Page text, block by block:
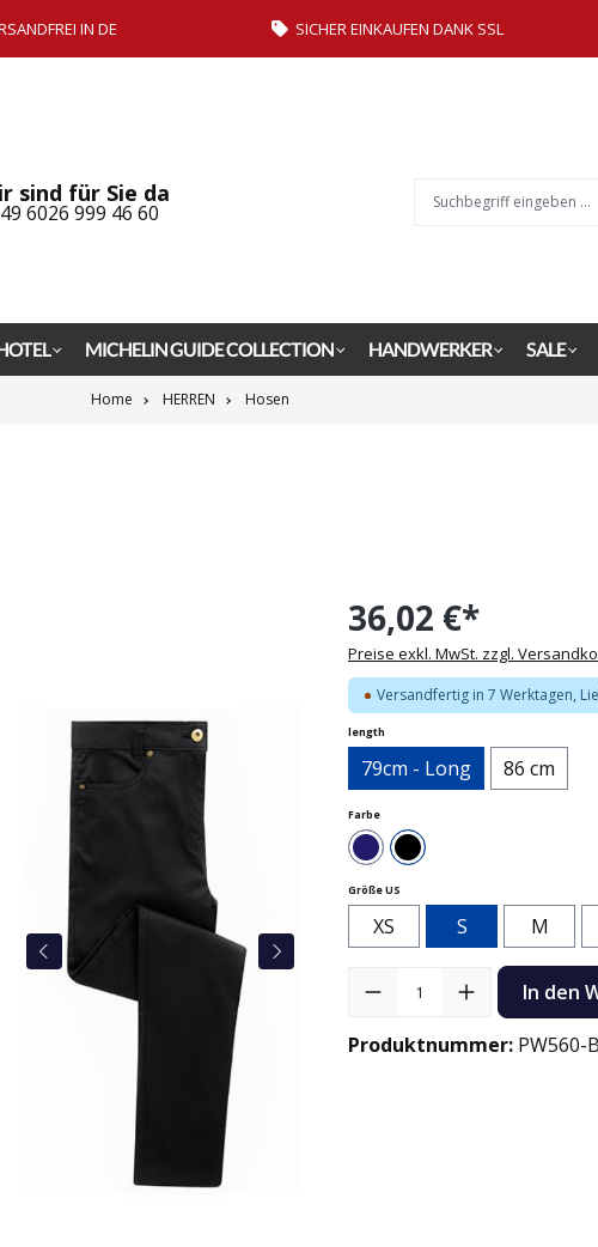
IN DE SICHER EINKAUFEN DANK SSL
sind für Sie da
6026 999 46 60
MICHELIN GUIDE COLLECTION HANDWERKER SALE
Home HERREN Hosen
36,02 €*
Preise exkl. MwSt. zzgl.
Versandfertig in 7 Werktagen,
length
79cm - Long 86 cm
Farbeauswählen
Dunkelblau
Schwarz
Größe US
XS S M
Produkt Anzahl: Gib den
In den
Produktnummer: PW560-